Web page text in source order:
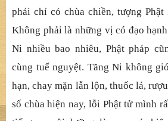
phải chỉ có chùa chiền, tượng Phật
Không phải là những vị có đạo
Ni nhiều bao nhiêu, Phật pháp
cùng tuế nguyệt. Tăng Ni không
hạn, chay mặn lẫn lộn, thuốc lá,
số chùa hiện nay, lỗi Phật tử mình